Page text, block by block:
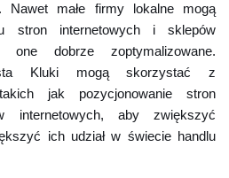
Nawet małe firmy lokalne mogą
stron internetowych i sklepów
dobrze zoptymalizowane.
Kluki mogą skorzystać z
jak pozycjonowanie stron
internetowych, aby zwiększyć
ich udział w świecie handlu